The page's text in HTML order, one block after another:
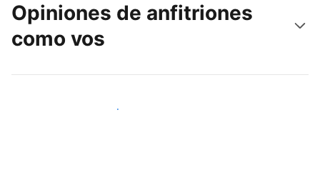
Opiniones de anfitriones
como vos
Unite a otros anfitriones como vos